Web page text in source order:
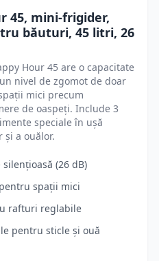
45, mini-frigider,
băuturi, 45 litri, 26
Hour 45 are o capacitate
nivel de zgomot de doar
mici precum
de oaspeți. Include 3
speciale în ușă
și a ouălor.
(26 dB)
spații mici
rafturi reglabile
pentru sticle și ouă